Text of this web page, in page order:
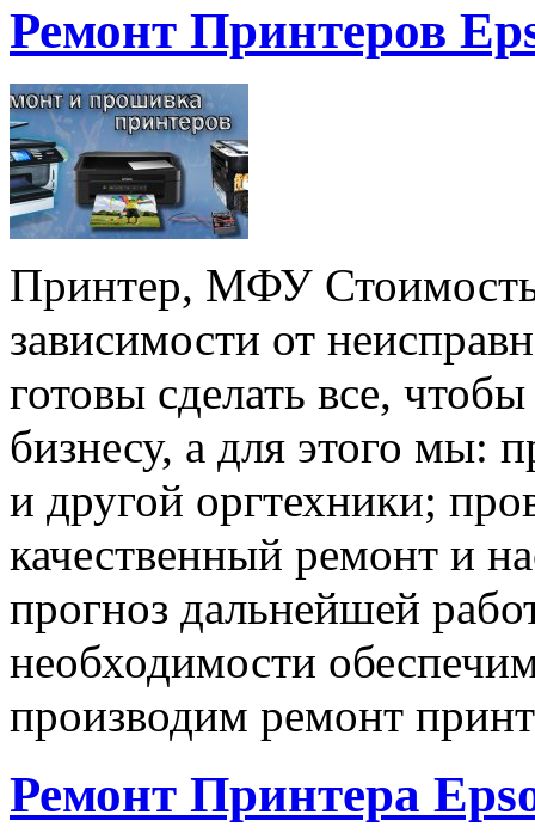
Ремонт Принтеров
Принтер, МФУ
зависимости от
готовы сделать все,
бизнесу, а для этого мы:
и другой оргтехники;
качественный ремонт и
прогноз дальнейшей
необходимости
производим ремонт
Ремонт Принтера